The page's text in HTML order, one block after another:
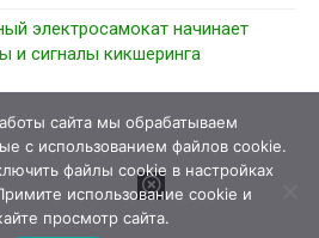
электросамокат начинает
и сигналы кикшеринга
сайта мы обрабатываем
с использованием файлов cookie.
файлы cookie в настройках
использование cookie и
просмотр сайта.